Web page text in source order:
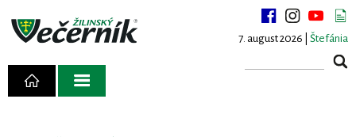
7. august 2026 | Štefánia